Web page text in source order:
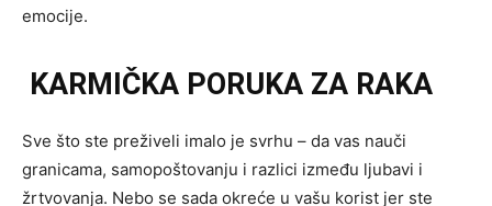
emocije.
KARMIČKA PORUKA ZA RAKA
Sve što ste preživeli imalo je svrhu – da vas nauči
granicama, samopoštovanju i razlici između ljubavi i
žrtvovanja. Nebo se sada okreće u vašu korist jer ste